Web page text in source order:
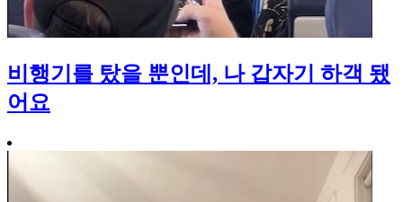
비행기를 탔을 뿐인데, 나 갑자기 하객 됐
어요